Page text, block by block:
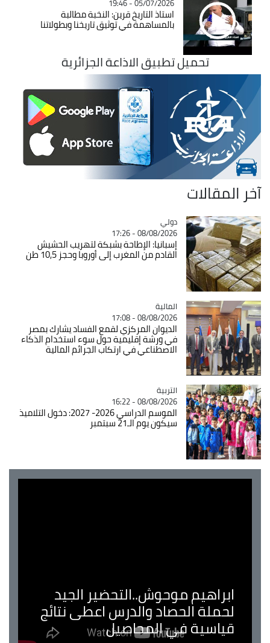
05/07/2026 - 19:46
استاذ التاريخ قرين: النخبة مطالبة
بالمساهمة في توثيق تاريخنا وبطولاتنا
تحميل تطبيق الاذاعة الجزائرية
آخر المقالات
Catégorie
دولي
08/08/2026 - 17:26
إسبانيا: الإطاحة بشبكة لتهريب الحشيش
القادم من المغرب إلى أوروبا وحجز 10,5 طن
Catégorie
المالية
08/08/2026 - 17:08
الديوان المركزي لقمع الفساد يشارك بمصر
في ورشة إقليمية حول سوء استخدام الذكاء
الاصطناعي في ارتكاب الجرائم المالية
Catégorie
التربية
08/08/2026 - 16:22
الموسم الدراسي 2026- 2027: دخول التلاميذ
سيكون يوم الـ21 سبتمبر
ابراهيم موحوش..التحضير الجيد
لحملة الحصاد والدرس اعطى نتائج
قياسية في المحاصيل